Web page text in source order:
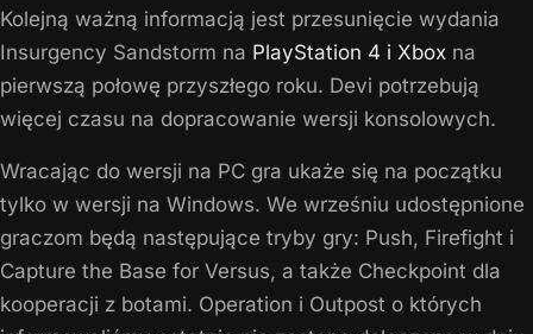
Kolejną ważną informacją jest przesunięcie wydania
Insurgency Sandstorm na PlayStation 4 i Xbox na
pierwszą połowę przyszłego roku. Devi potrzebują
więcej czasu na dopracowanie wersji konsolowych.
Wracając do wersji na PC gra ukaże się na początku
tylko w wersji na Windows. We wrześniu udostępnione
graczom będą następujące tryby gry: Push, Firefight i
Capture the Base for Versus, a także Checkpoint dla
kooperacji z botami. Operation i Outpost o których